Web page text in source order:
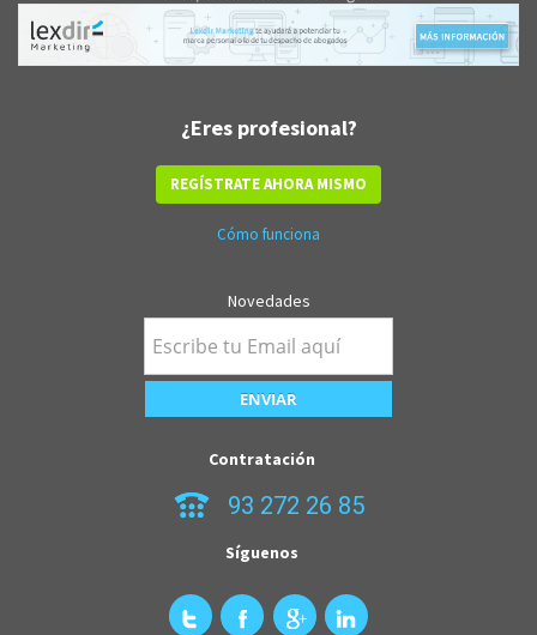
¿Eres profesional?
REGÍSTRATE AHORA MISMO
Cómo funciona
Novedades
Contratación
93 272 26 85
Síguenos